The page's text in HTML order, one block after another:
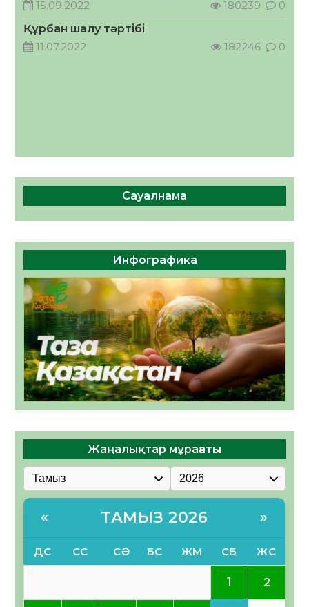
05.08.2026
46 0
15.09.2022
180239
0
Құрбан шалу тәртібі
11.07.2022
182246 0
Сауалнама
Инфографика
Жаңалықтар мұрағаты
« ТАМЫЗ 2026 »
ДС СС СӘ БС ЖМ СБ ЖС
1 2